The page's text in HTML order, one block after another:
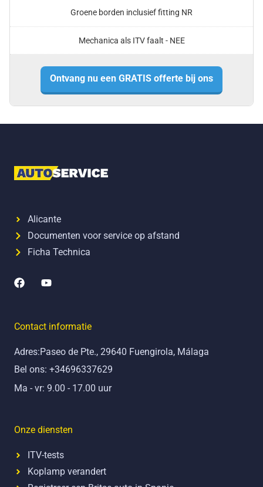
Groene borden inclusief fitting NR
Mechanica als ITV faalt - NEE
Ontvang nu een GRATIS offerte bij ons
Alicante
Documenten voor service op afstand
Ficha Technica
F
a
b
o
k
Y
u
b
Contact informatie
Adres:Paseo de Pte., 29640 Fuengirola, Málaga
Bel ons: +34696337629
Ma - vr: 9.00 - 17.00 uur
Onze diensten
ITV-tests
Koplamp verandert